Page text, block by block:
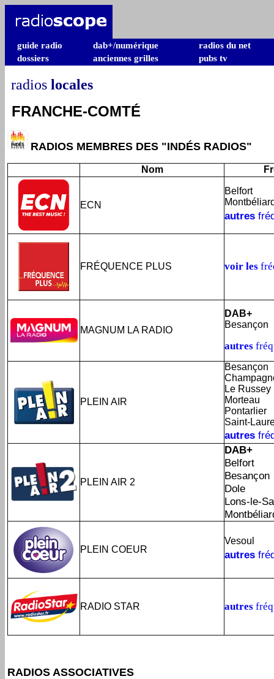
guide radio dab+/numérique
radios du net
dossiers
anciennes grilles pubs tv
radios locales
FRANCHE-COMTÉ
RADIOS MEMBRES DES "INDÉS RADIOS"
Nom
ECN
Belfort
autres
FRÉQUENCE PLUS voir les
MAGNUM LA RADIO
DAB+
Besançon
autres
PLEIN AIR
Besançon
Le Russey
Morteau
Pontarlier
Saint-
autres
PLEIN AIR 2
DAB+
Belfort
Besançon
Dole
Lons-le-
PLEIN COEUR
Vesoul
autres
RADIO STAR autres
RADIOS ASSOCIATIVES